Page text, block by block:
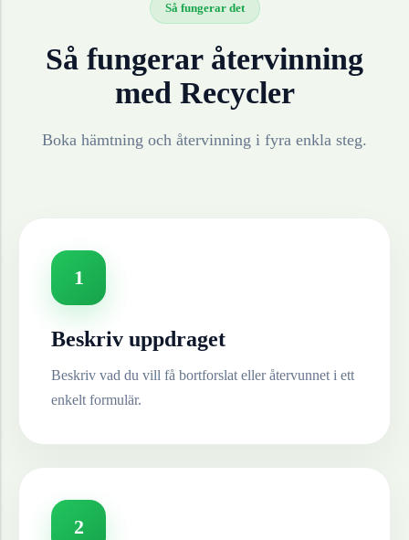
Så fungerar det
Så fungerar återvinning
med Recycler
Boka hämtning och återvinning i fyra enkla steg.
1
Beskriv uppdraget
Beskriv vad du vill få bortforslat eller återvunnet i ett
enkelt formulär.
2